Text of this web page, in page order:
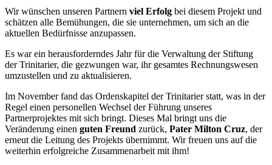
Wir wünschen unseren Partnern viel Erfolg bei diesem Projekt und
schätzen alle Bemühungen, die sie unternehmen, um sich an die
aktuellen Bedürfnisse anzupassen.
Es war ein herausforderndes Jahr für die Verwaltung der Stiftung
der Trinitarier, die gezwungen war, ihr gesamtes Rechnungswesen
umzustellen und zu aktualisieren.
Im November fand das Ordenskapitel der Trinitarier statt, was in der
Regel einen personellen Wechsel der Führung unseres
Partnerprojektes mit sich bringt. Dieses Mal bringt uns die
Veränderung einen guten Freund zurück, Pater Milton Cruz, der
erneut die Leitung des Projekts übernimmt. Wir freuen uns auf die
weiterhin erfolgreiche Zusammenarbeit mit ihm!